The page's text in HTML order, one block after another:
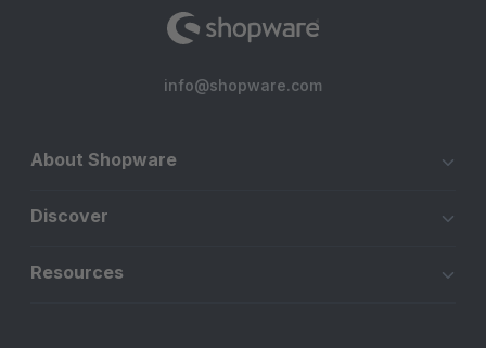
info@shopware.com
About Shopware
Discover
Resources